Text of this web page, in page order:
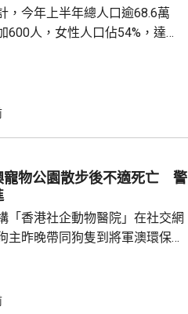
，今年上半年總人口逾68.6萬
600人，女性人口佔54%，達
從內地持單程證的新來澳人士有
寵物公園散步後不適死亡 警
「香港社企動物醫院」在社交網
主昨晚帶同狗隻到將軍澳環保大
絡交由漁護署化驗。 警方表